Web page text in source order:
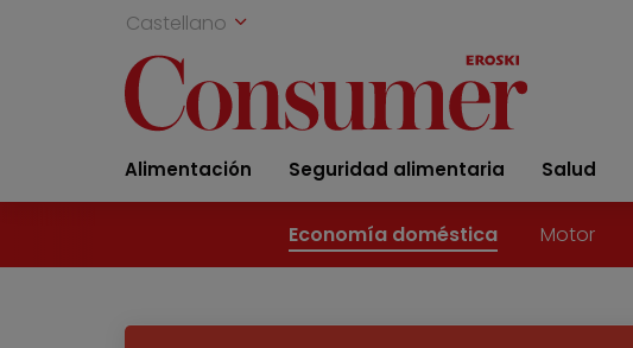
Castellano
Alimentación Seguridad alimentaria Salud
Economía doméstica Motor